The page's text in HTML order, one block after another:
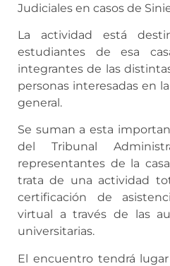
Judiciales en casos de
La actividad está
estudiantes de esa
integrantes de las
personas interesadas en
general.
Se suman a esta
del Tribunal
representantes de la
trata de una actividad
certificación de
virtual a través de las
universitarias.
El encuentro tendrá